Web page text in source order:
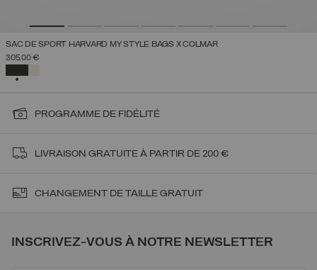
SAC DE SPORT HARVARD MY STYLE BAGS X COLMAR
305,00 €
PROGRAMME DE FIDÉLITÉ
LIVRAISON GRATUITE À PARTIR DE 200 €
CHANGEMENT DE TAILLE GRATUIT
INSCRIVEZ-VOUS À NOTRE NEWSLETTER